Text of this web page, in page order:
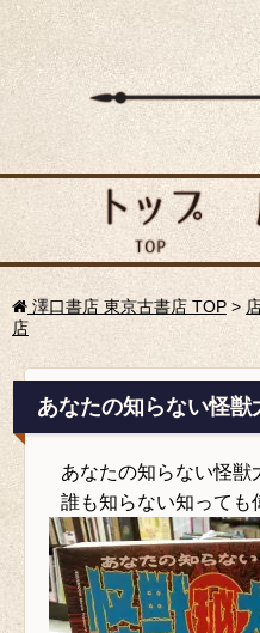
澤口書店 東京古書店 TOP >
店
あなたの知らない怪
あなたの知らない怪獣
誰も知らない知っても